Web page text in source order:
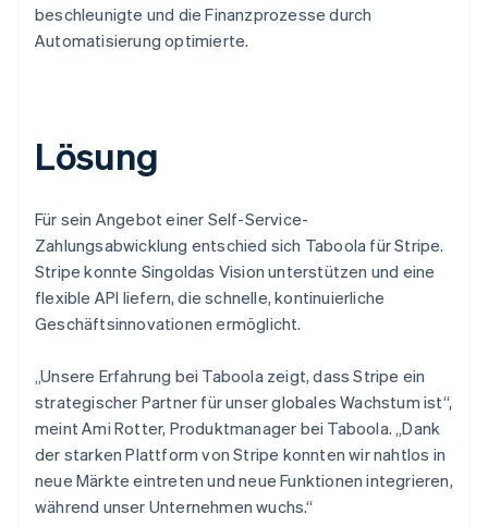
beschleunigte und die Finanzprozesse durch
Automatisierung optimierte.
Lösung
Für sein Angebot einer Self-Service-
Zahlungsabwicklung entschied sich Taboola für Stripe.
Stripe konnte Singoldas Vision unterstützen und eine
flexible API liefern, die schnelle, kontinuierliche
Geschäftsinnovationen ermöglicht.
„Unsere Erfahrung bei Taboola zeigt, dass Stripe ein
strategischer Partner für unser globales Wachstum ist“,
meint Ami Rotter, Produktmanager bei Taboola. „Dank
der starken Plattform von Stripe konnten wir nahtlos in
neue Märkte eintreten und neue Funktionen integrieren,
während unser Unternehmen wuchs.“